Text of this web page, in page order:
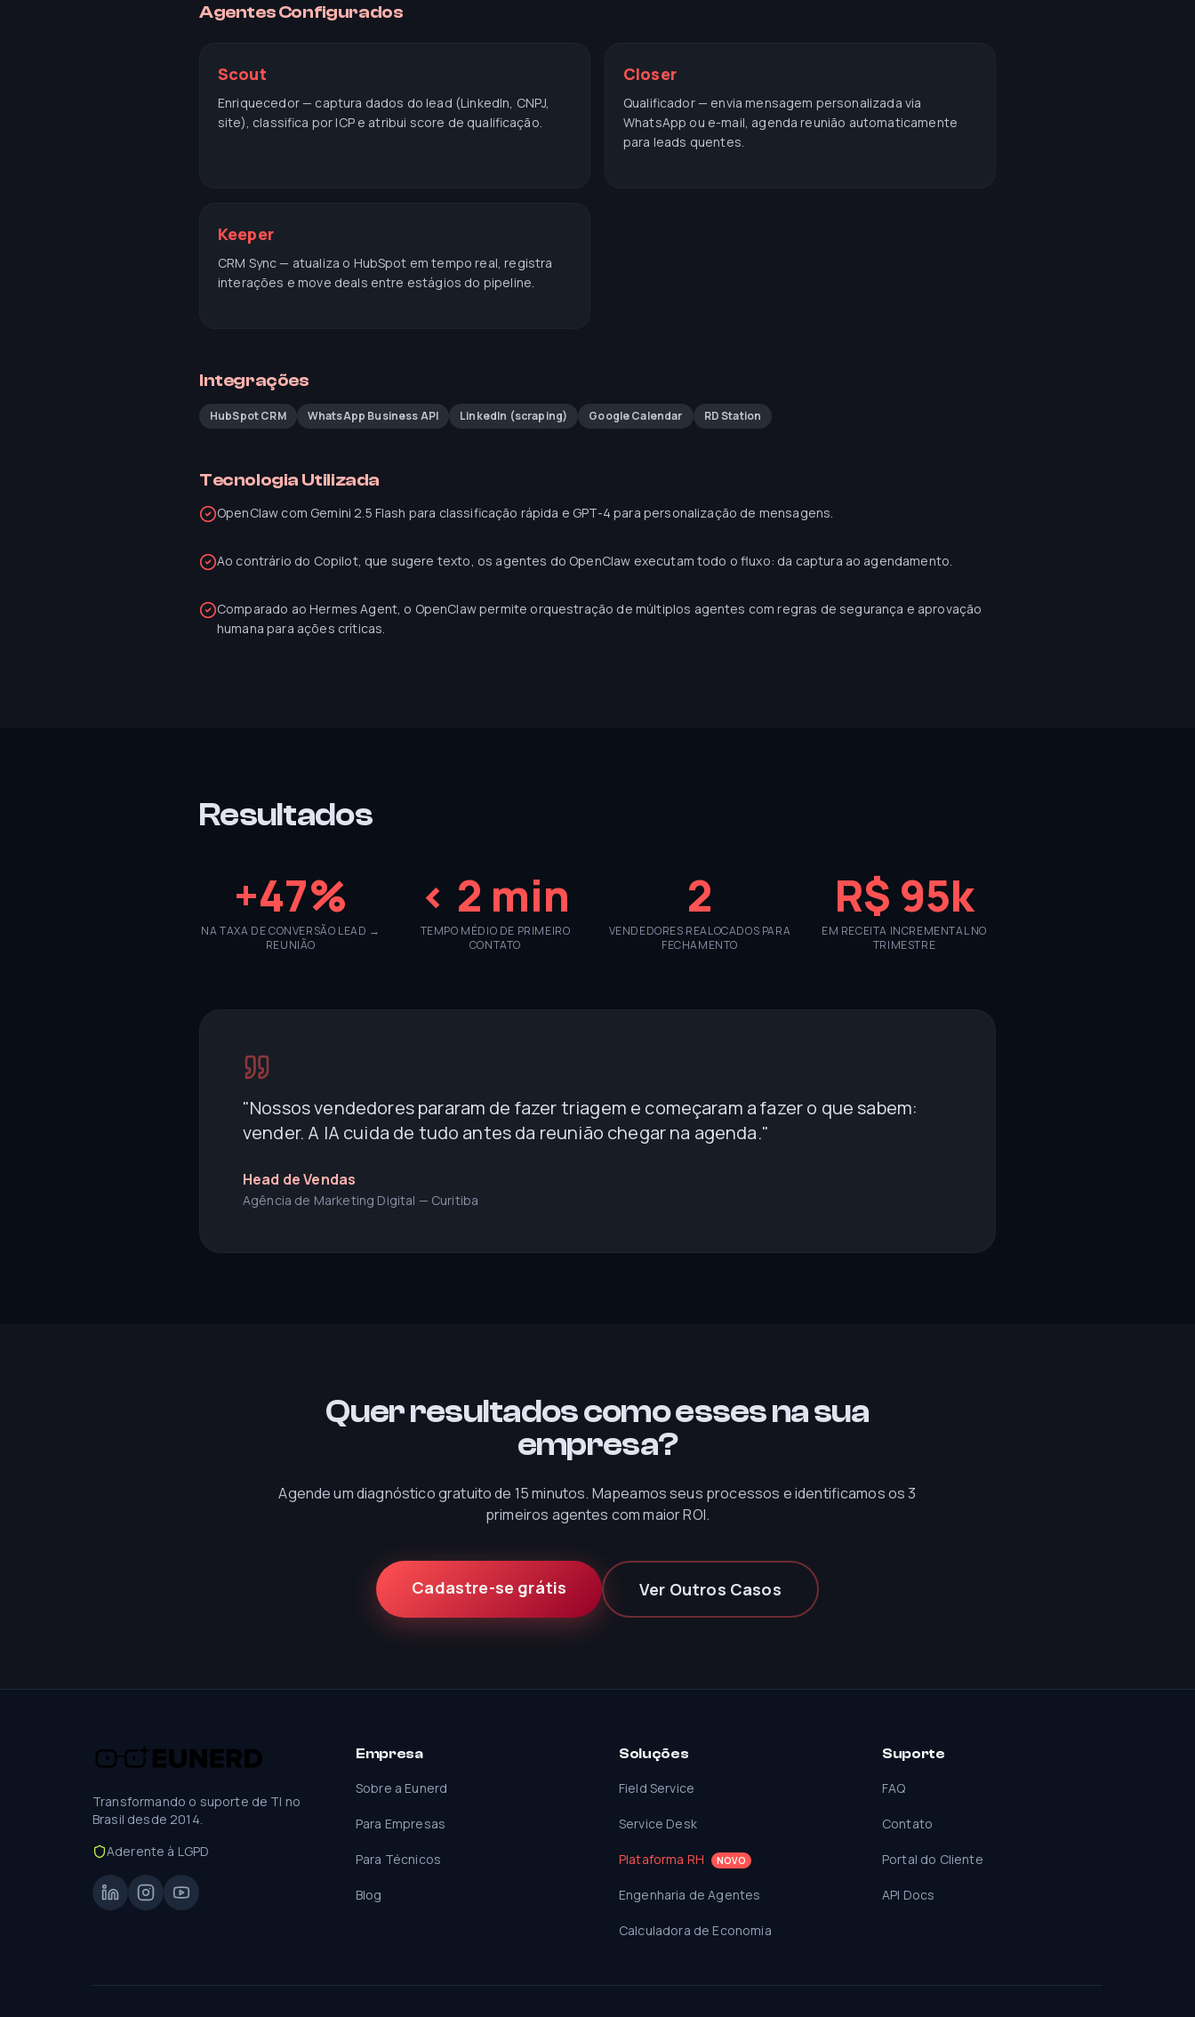
Agentes Configurados
Scout
Enriquecedor — captura dados do lead (LinkedIn, CNPJ,
site), classifica por ICP e atribui score de qualificação.
Closer
Qualificador — envia mensagem personalizada via
WhatsApp ou e-mail, agenda reunião automaticamente
para leads quentes.
Keeper
CRM Sync — atualiza o HubSpot em tempo real, registra
interações e move deals entre estágios do pipeline.
Integrações
HubSpot CRM WhatsApp Business API LinkedIn (scraping) Google Calendar RD Station
Tecnologia Utilizada
OpenClaw com Gemini 2.5 Flash para classificação rápida e GPT-4 para personalização de mensagens.
Ao contrário do Copilot, que sugere texto, os agentes do OpenClaw executam todo o fluxo: da captura ao agendamento.
Comparado ao Hermes Agent, o OpenClaw permite orquestração de múltiplos agentes com regras de segurança e aprovação
humana para ações críticas.
Resultados
+47%
NA TAXA DE CONVERSÃO LEAD →
REUNIÃO
< 2 min
TEMPO MÉDIO DE PRIMEIRO
CONTATO
2
VENDEDORES REALOCADOS PARA
FECHAMENTO
R$ 95k
EM RECEITA INCREMENTAL NO
TRIMESTRE
"Nossos vendedores pararam de fazer triagem e começaram a fazer o que sabem:
vender. A IA cuida de tudo antes da reunião chegar na agenda."
Head de Vendas
Agência de Marketing Digital — Curitiba
Quer resultados como esses na sua
empresa?
Agende um diagnóstico gratuito de 15 minutos. Mapeamos seus processos e identificamos os 3
primeiros agentes com maior ROI.
Cadastre-se grátis Ver Outros Casos
Transformando o suporte de TI no
Brasil desde 2014.
Aderente à LGPD
Empresa
Sobre a Eunerd
Para Empresas
Para Técnicos
Blog
Soluções
Field Service
Service Desk
Plataforma RH NOVO
Engenharia de Agentes
Calculadora de Economia
Suporte
FAQ
Contato
Portal do Cliente
API Docs